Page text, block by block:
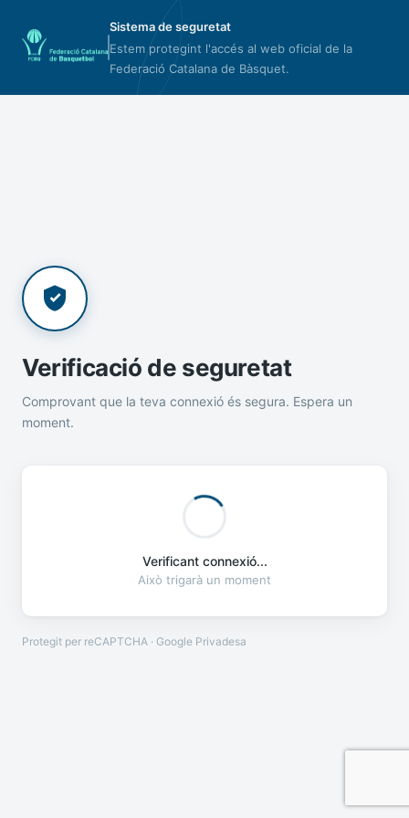
Sistema de seguretat
Estem protegint l'accés al web oficial de la
Federació Catalana de Bàsquet.
Verificació de seguretat
Comprovant que la teva connexió és segura. Espera un
moment.
Verificant connexió...
Això trigarà un moment
Protegit per reCAPTCHA · Google Privadesa